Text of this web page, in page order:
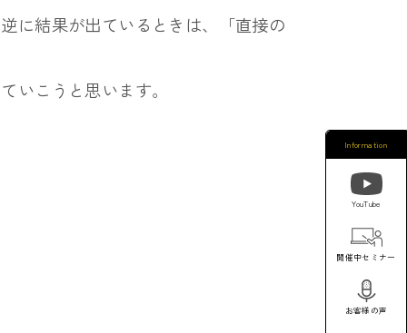
Information
YouTube
開催中セミナー
お客様の声
逆に結果が出ているときは、「直接の
いこうと思います。